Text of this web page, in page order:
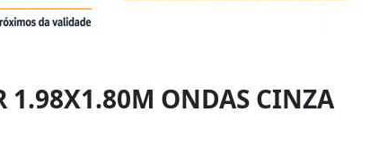
1.98X1.80M ONDAS CINZA